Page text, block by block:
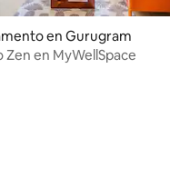
4.94 de 5, 33 reseñas
en Gurugram
Zen en MyWellSpace